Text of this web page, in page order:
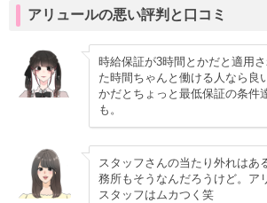
アリュールの悪い評判と口コミ
時給保証が3時間とかだと適用
た時間ちゃんと働ける人なら良
かだとちょっと最低保証の条件
も。
スタッフさんの当たり外れはあ
務所もそうなんだろうけど。ア
スタッフはムカつく笑